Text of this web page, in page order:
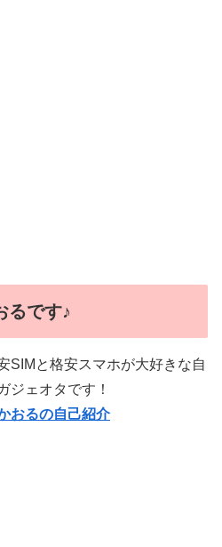
るです♪
SIMと格安スマホが大好きな自
ジェオタです！
おるの自己紹介